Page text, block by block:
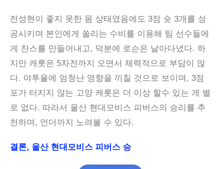
전성현이 좋지 못한 몸 상태였음에도 3점 슛 3개를 성
공시키며 본인에게 쏠리는 수비를 이용해 팀 선수들에
게 찬스를 만들어내고, 덕분에 로슨은 날아다녔다. 하
지만 캐롯은 5차전까지 오면서 체력적으로 부담이 많
다. 야투율에 엄청난 영향을 끼칠 것으로 보이며, 3점
포가 터지지 않는 고양 캐롯은 더 이상 할수 있는 게 별
로 없다. 따라서 울산 현대모비스 피버스의 승리를 추
천하며, 언더까지 노려볼 수 있다.
결론, 울산 현대모비스 피버스 승